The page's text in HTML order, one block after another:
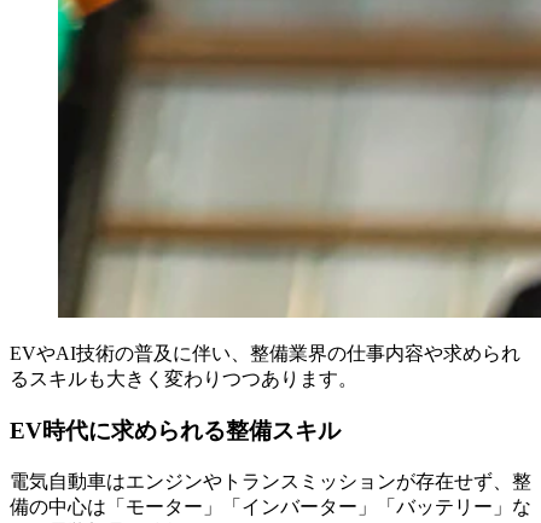
EVやAI技術の普及に伴い、整備業界の仕事内容や求められ
るスキルも大きく変わりつつあります。
EV時代に求められる整備スキル
電気自動車はエンジンやトランスミッションが存在せず、整
備の中心は「モーター」「インバーター」「バッテリー」な